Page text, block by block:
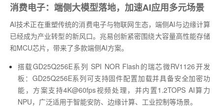
消费电子：端侧大模型落地，加速AI应用多元场景
AI技术正在重塑传统的消费电子与物联网生态，端侧AI与边缘计算
已经成为产业转型的新风口。兆易创新紧密围绕大容量高性能存储
和MCU芯片，带来了多款端侧AI方案。
搭载GD25Q256E系列 SPI NOR Flash的瑞芯微RV1126开发
板：GD25Q256E系列可支持固件配置加载并具备安全加密功
能，方案支持4K@60fps视频处理，并内置1.2TOPS AI算力
NPU，广泛适用于智能安防、边缘计算、工业控制等场景。